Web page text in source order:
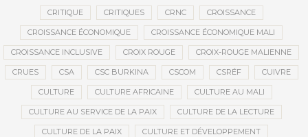
CRITIQUE CRITIQUES CRNC CROISSANCE
CROISSANCE ÉCONOMIQUE CROISSANCE ÉCONOMIQUE MALI
CROISSANCE INCLUSIVE CROIX ROUGE CROIX-ROUGE MALIENNE
CRUES CSA CSC BURKINA CSCOM CSRÉF CUIVRE
CULTURE CULTURE AFRICAINE CULTURE AU MALI
CULTURE AU SERVICE DE LA PAIX CULTURE DE LA LECTURE
CULTURE DE LA PAIX CULTURE ET DÉVELOPPEMENT